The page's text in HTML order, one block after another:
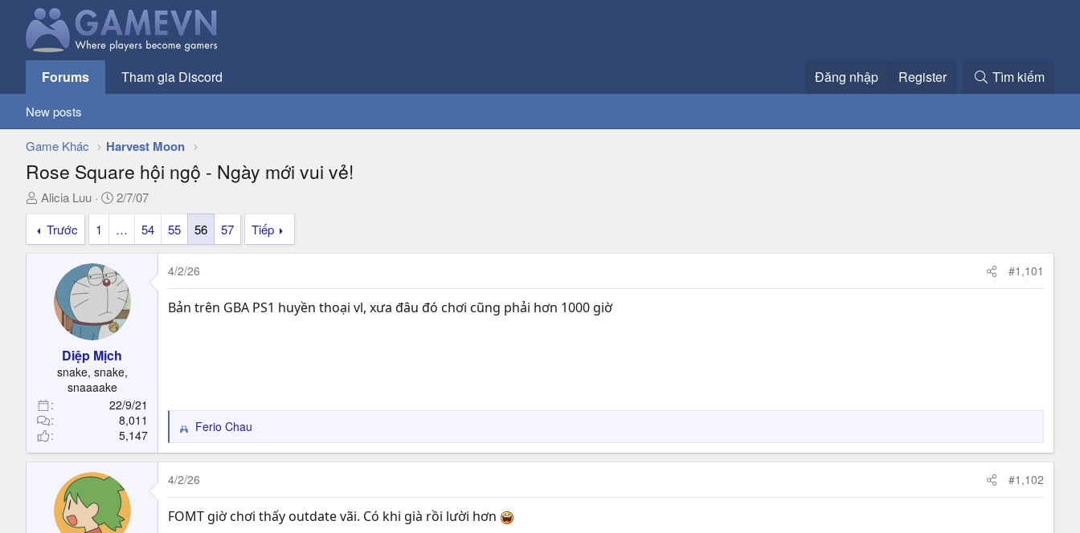
Forums Tham gia Discord Đăng nhập Register Tìm kiếm
New posts
Game Khác Harvest Moon
Rose Square hội ngộ - Ngày mới vui vẻ!
T
h
e
r
Alicia Luu
N
g
à
y
ử
i
2/7/07
Trước
1 … 54 55 56 57 Tiếp
Diệp Mịch
snake, snake,
snaaaake
22/9/21
8,011
5,147
4/2/26 #1,101
Bản trên GBA PS1 huyền thoại vl, xưa đâu đó chơi cũng phải hơn 1000 giờ
R
e
a
c
t
i
o
Ferio Chau
4/2/26 #1,102
FOMT giờ chơi thấy outdate vãi. Có khi già rồi lười hơn